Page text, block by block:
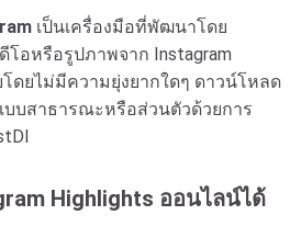
เป็นเครื่องมือที่พัฒนาโดย
อหรือรูปภาพจาก Instagram
โดยไม่มีความยุ่งยากใดๆ ดาวน์โหลด
บบสาธารณะหรือส่วนตัวด้วยการ
Highlights ออนไลน์ได้